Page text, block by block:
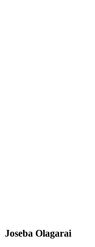
Joseba Olagarai